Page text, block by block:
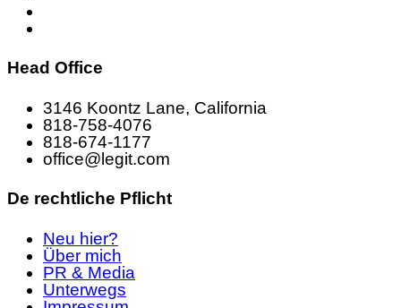
Head Office
3146 Koontz Lane, California
818-758-4076
818-674-1177
office@legit.com
De rechtliche Pflicht
Neu hier?
Über mich
PR & Media
Unterwegs